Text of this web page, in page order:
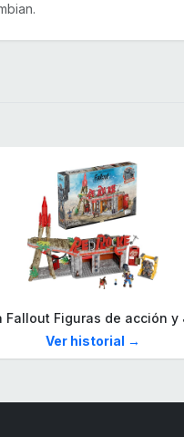
Ver historial →